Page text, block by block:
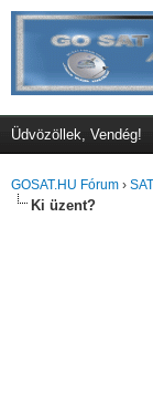
Üdvözöllek, Vendég!
GOSAT.HU Fórum ›
Ki üzent?